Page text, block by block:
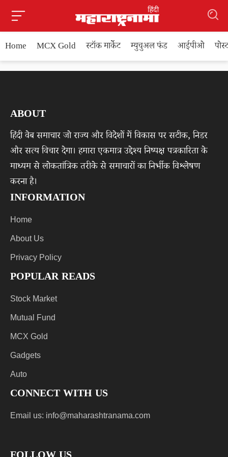
Home MCX Gold स्टॉक मार्केट म्युचुअल फंड आईपीओ
ABOUT
हिंदी वेब समाचार जो राज्य और विदेशों में विकास पर सटीक, निडर
और सत्य विचार देगा। हमारा एकमात्र उद्देश्य निष्पक्ष पत्रकारिता के
माध्यम से लोकतांत्रिक तरीके से समाचारों का निर्भीक विश्लेषण
करना है।
INFORMATION
Home
About Us
Privacy Policy
POPULAR READS
Stock Market
Mutual Fund
MCX Gold
Gadgets
Auto
CONNECT WITH US
Email us: info@maharashtranama.com